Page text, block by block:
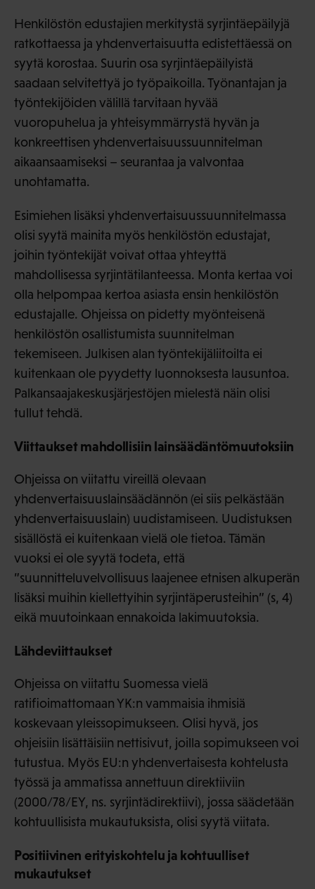
Henkilöstön edustajien merkitystä syrjintäepäilyjä
ratkottaessa ja yhdenvertaisuutta edistettäessä on
syytä korostaa. Suurin osa syrjintäepäilyistä
saadaan selvitettyä jo työpaikoilla. Työnantajan ja
työntekijöiden välillä tarvitaan hyvää
vuoropuhelua ja yhteisymmärrystä hyvän ja
konkreettisen yhdenvertaisuussuunnitelman
aikaansaamiseksi – seurantaa ja valvontaa
unohtamatta.
Esimiehen lisäksi yhdenvertaisuussuunnitelmassa
olisi syytä mainita myös henkilöstön edustajat,
joihin työntekijät voivat ottaa yhteyttä
mahdollisessa syrjintätilanteessa. Monta kertaa voi
olla helpompaa kertoa asiasta ensin henkilöstön
edustajalle. Ohjeissa on pidetty myönteisenä
henkilöstön osallistumista suunnitelman
tekemiseen. Julkisen alan työntekijäliitoilta ei
kuitenkaan ole pyydetty luonnoksesta lausuntoa.
Palkansaajakeskusjärjestöjen mielestä näin olisi
tullut tehdä.
Viittaukset mahdollisiin lainsäädäntömuutoksiin
Ohjeissa on viitattu vireillä olevaan
yhdenvertaisuuslainsäädännön (ei siis pelkästään
yhdenvertaisuuslain) uudistamiseen. Uudistuksen
sisällöstä ei kuitenkaan vielä ole tietoa. Tämän
vuoksi ei ole syytä todeta, että
”suunnitteluvelvollisuus laajenee etnisen alkuperän
lisäksi muihin kiellettyihin syrjintäperusteihin” (s, 4)
eikä muutoinkaan ennakoida lakimuutoksia.
Lähdeviittaukset
Ohjeissa on viitattu Suomessa vielä
ratifioimattomaan YK:n vammaisia ihmisiä
koskevaan yleissopimukseen. Olisi hyvä, jos
ohjeisiin lisättäisiin nettisivut, joilla sopimukseen voi
tutustua. Myös EU:n yhdenvertaisesta kohtelusta
työssä ja ammatissa annettuun direktiiviin
(2000/78/EY, ns. syrjintädirektiivi), jossa säädetään
kohtuullisista mukautuksista, olisi syytä viitata.
Positiivinen erityiskohtelu ja kohtuulliset
mukautukset